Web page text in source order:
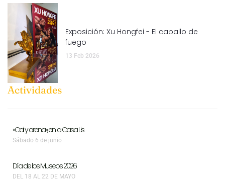
Exposición: Xu Hongfei - El caballo de
fuego
13 Feb 2026
Actividades
«Cal y arena», en la Casa Lis
Sábado 6 de junio
Día de los Museos 2026
DEL 18 AL 22 DE MAYO